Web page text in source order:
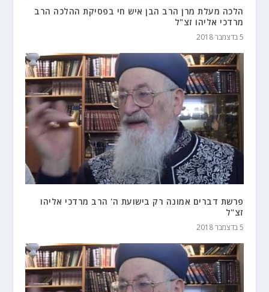
הלכה מעלת מרן הרב הבן איש חי בפסיקת ההלכה הרב
מרדכי אליהו זצ"ל
5 בדצמבר 2018
פרשת דברים אמונה רק בישועת ה' הרב מרדכי אליהו
זצ"ל
5 בדצמבר 2018